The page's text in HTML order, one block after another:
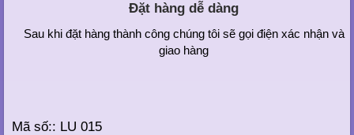
Đặt hàng dễ dàng
Sau khi đặt hàng thành công chúng tôi sẽ gọi điện xác nhận và
giao hàng
Mã số:: LU 015